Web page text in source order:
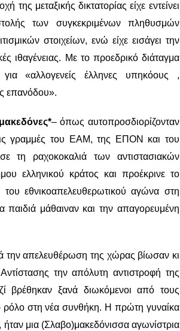
μεταξικής δικτατορίας είχε εντείνει
των συγκεκριμένων πληθυσμών
στοιχείων, ενώ είχε εισάγει την
ιθαγένειας. Με το προεδρικό διάταγμα
«αλλογενείς έλληνες υπηκόους ,
επανόδου».
– όπως αυτοπροσδιορίζονταν
γραμμές του ΕΑΜ, της ΕΠΟΝ και του
ραχοκοκαλιά των αντιστασιακών
ελληνικού κράτος και προέκρινε το
εθνικοαπελευθερωτικού αγώνα στη
παιδιά μάθαιναν και την απαγορευμένη
την απελευθέρωση της χώρας βίωσαν κι
την απόλυτη αντιστροφή της
βρέθηκαν ξανά διωκόμενοι από τους
ρόλο στη νέα συνθήκη. Η πρώτη γυναίκα
μια (Σλαβο)μακεδόνισσα αγωνίστρια